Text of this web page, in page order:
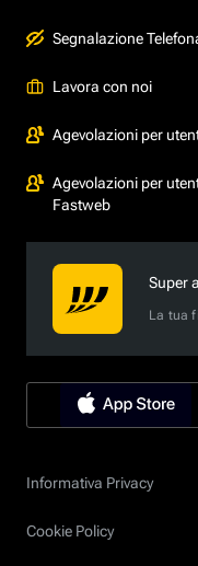
Segnalazione
Lavora con noi
Agevolazioni per
Agevolazioni per
Fastweb
Super
La tua
Informativa Privacy
Cookie Policy